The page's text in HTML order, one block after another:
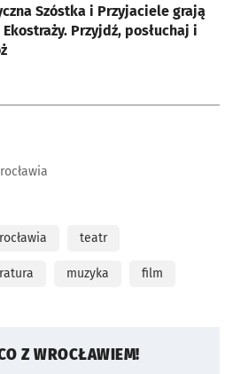
Szóstka i Przyjaciele grają
Przyjdź, posłuchaj i
teatr
muzyka film
Z WROCŁAWIEM!